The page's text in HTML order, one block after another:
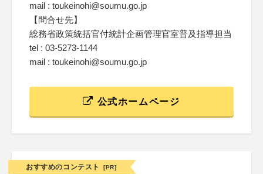
mail : toukeinohi@soumu.go.jp
【問合せ先】
総務省政策統括官付統計企画管理官室普及指導担当
tel : 03-5273-1144
mail : toukeinohi@soumu.go.jp
公式ホームページ
おすすめのコンテスト [PR]